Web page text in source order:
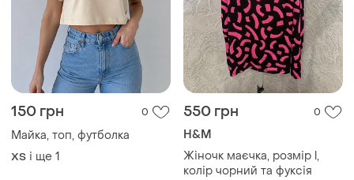
150 грн 0
Майка, топ, футболка
ХS і ще 1
550 грн 0
H&M
Жіночк маєчка, розмір l,
колір чорний та фуксія